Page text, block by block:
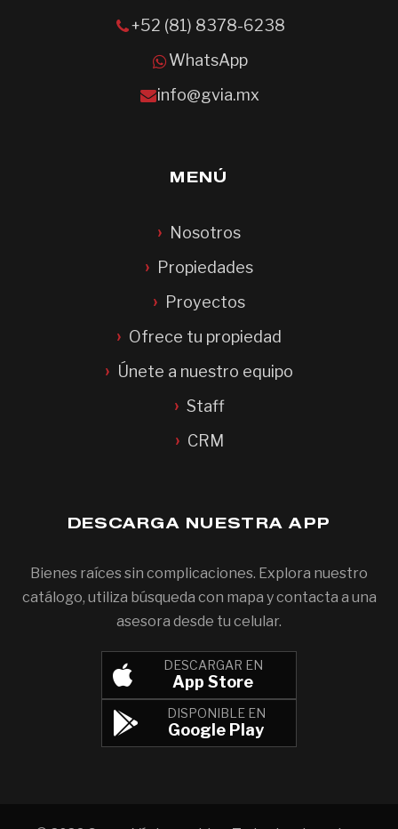
+52 (81) 8378-6238
WhatsApp
info@gvia.mx
MENÚ
Nosotros
Propiedades
Proyectos
Ofrece tu propiedad
Únete a nuestro equipo
Staff
CRM
DESCARGA NUESTRA APP
Bienes raíces sin complicaciones. Explora nuestro
catálogo, utiliza búsqueda con mapa y contacta a una
asesora desde tu celular.
DESCARGAR EN
App Store
DISPONIBLE EN
Google Play